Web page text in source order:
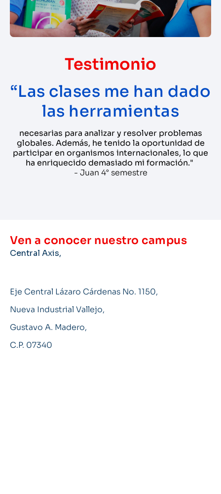
Testimonio
“Las clases me han dado
las herramientas
necesarias para analizar y resolver problemas
globales. Además, he tenido la oportunidad de
participar en organismos internacionales, lo que
ha enriquecido demasiado mi formación."
- Juan 4° semestre
Ven a conocer nuestro campus
Central Axis,
Eje Central Lázaro Cárdenas No. 1150,
Nueva Industrial Vallejo,
Gustavo A. Madero,
C.P. 07340